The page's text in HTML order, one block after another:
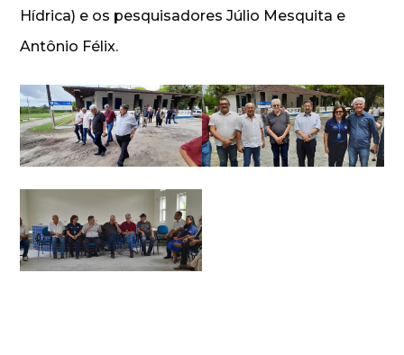
Hídrica) e os pesquisadores Júlio Mesquita e
Antônio Félix.